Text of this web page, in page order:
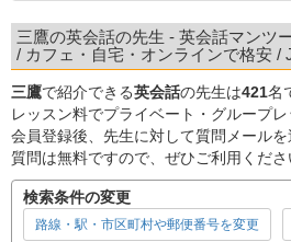
三鷹の英会話の先生 - 英会話マンツ
/ カフェ・自宅・オンラインで格安 /
三鷹で紹介できる英会話の先生は421名
レッスン料でプライベート・グループレ
会員登録後、先生に対して質問メール
質問は無料ですので、ぜひご利用くださ
検索条件の変更
路線・駅・市区町村や郵便番号を変更